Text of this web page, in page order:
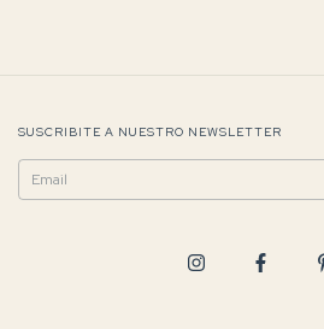
SUSCRIBITE A NUESTRO NEWSLETTER